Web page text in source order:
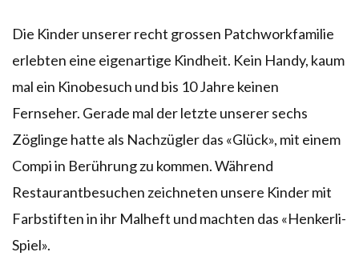
Die Kinder unserer recht grossen Patchworkfamilie
erlebten eine eigenartige Kindheit. Kein Handy, kaum
mal ein Kinobesuch und bis 10 Jahre keinen
Fernseher. Gerade mal der letzte unserer sechs
Zöglinge hatte als Nachzügler das «Glück», mit einem
Compi in Berührung zu kommen. Während
Restaurantbesuchen zeichneten unsere Kinder mit
Farbstiften in ihr Malheft und machten das «Henkerli-
Spiel».